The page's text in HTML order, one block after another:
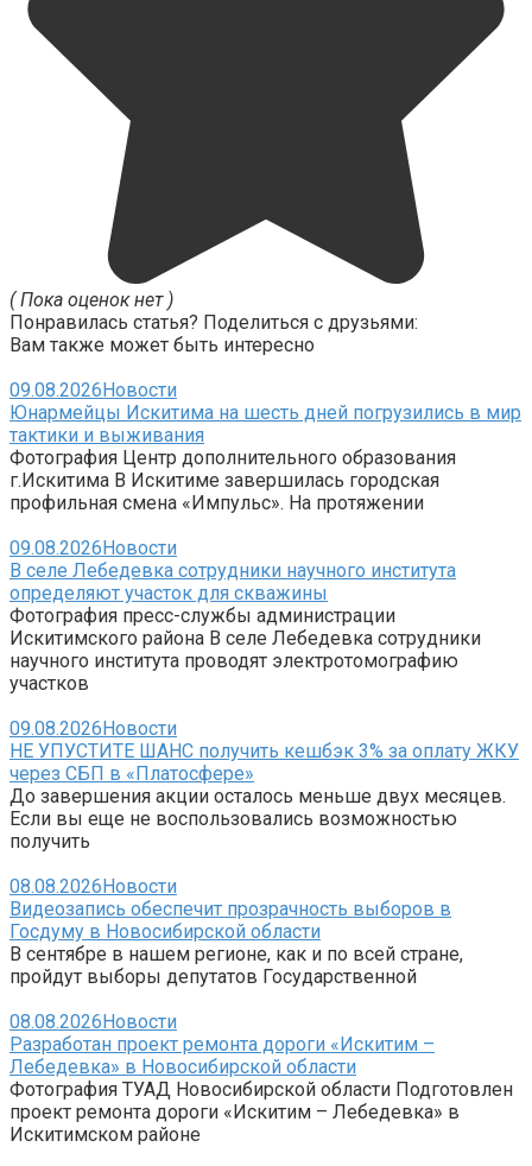
( Пока оценок нет )
Понравилась статья? Поделиться с друзьями:
Вам также может быть интересно
09.08.2026Новости
Юнармейцы Искитима на шесть дней погрузились в мир
тактики и выживания
Фотография Центр дополнительного образования
г.Искитима В Искитиме завершилась городская
профильная смена «Импульс». На протяжении
09.08.2026Новости
В селе Лебедевка сотрудники научного института
определяют участок для скважины
Фотография пресс-службы администрации
Искитимского района В селе Лебедевка сотрудники
научного института проводят электротомографию
участков
09.08.2026Новости
НЕ УПУСТИТЕ ШАНС получить кешбэк 3% за оплату ЖКУ
через СБП в «Платосфере»
До завершения акции осталось меньше двух месяцев.
Если вы еще не воспользовались возможностью
получить
08.08.2026Новости
Видеозапись обеспечит прозрачность выборов в
Госдуму в Новосибирской области
В сентябре в нашем регионе, как и по всей стране,
пройдут выборы депутатов Государственной
08.08.2026Новости
Разработан проект ремонта дороги «Искитим –
Лебедевка» в Новосибирской области
Фотография ТУАД Новосибирской области Подготовлен
проект ремонта дороги «Искитим – Лебедевка» в
Искитимском районе